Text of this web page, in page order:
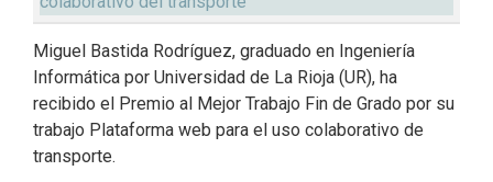
Miguel Bastida Rodríguez, graduado en Ingeniería
Informática por Universidad de La Rioja (UR), ha
recibido el Premio al Mejor Trabajo Fin de Grado por su
trabajo Plataforma web para el uso colaborativo de
transporte.